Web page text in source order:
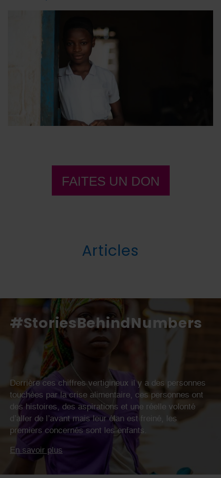
FAITES UN DON
Articles
#StoriesBehindNumbers
Derrière ces chiffres vertigineux il y a des personnes
touchées par la crise alimentaire, ces personnes ont
des histoires, des aspirations et une réelle volonté
d’aller de l’avant mais leur élan est freiné, les
premiers concernés sont les enfants.
En savoir plus